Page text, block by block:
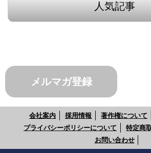
人気記事
メルマガ登録
会社案内 採用情報 著作権について
プライバシーポリシーについて
特定商
お問い合わせ